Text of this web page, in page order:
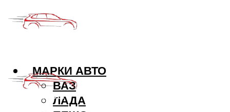
МАРКИ АВТО
ВАЗ
ЛАДА